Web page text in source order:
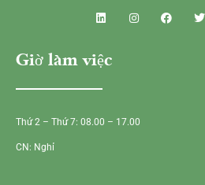
Giờ làm việc
Thứ 2 – Thứ 7: 08.00 – 17.00
CN: Nghỉ